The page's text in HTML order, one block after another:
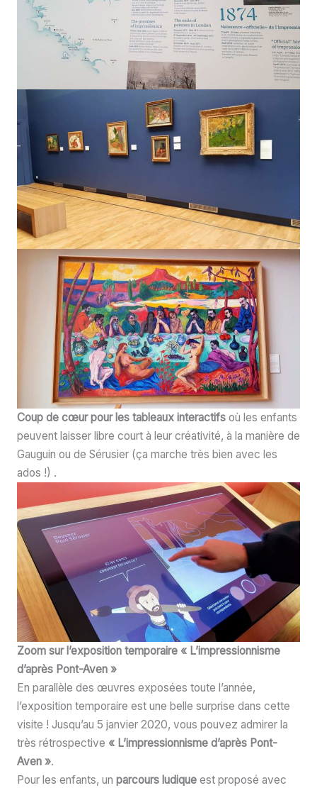
Coup de cœur pour les tableaux interactifsoù les enfants
peuvent laisser libre court à leur créativité, à la manière de
Gauguin ou de Sérusier (ça marche très bien avec les
ados !) .
Zoom sur l’exposition temporaire « L’impressionnisme
d’après Pont-Aven »
En parallèle des œuvres exposées toute l’année,
l’exposition temporaire est une belle surprise dans cette
visite ! Jusqu’au 5 janvier 2020, vous pouvez admirer la
très rétrospective « L’impressionnisme d’après Pont-
Aven ».
Pour les enfants, un parcours ludiqueest proposé avec